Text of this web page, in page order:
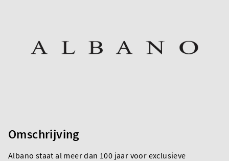
Omschrijving
Albano staat al meer dan 100 jaar voor exclusieve